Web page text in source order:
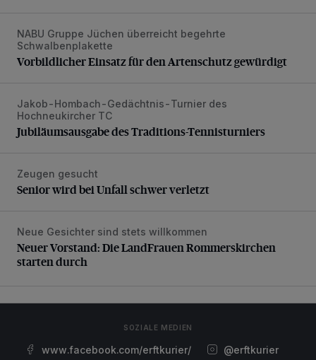
Vorbildlicher Einsatz für den Artenschutz gewürdigt
NABU Gruppe Jüchen überreicht begehrte
Schwalbenplakette
Vorbildlicher Einsatz für den Artenschutz gewürdigt
Jubiläumsausgabe des Traditions-Tennisturniers
Jakob-Hombach-Gedächtnis-Turnier des
Hochneukircher TC
Jubiläumsausgabe des Traditions-Tennisturniers
Senior wird bei Unfall schwer verletzt
Zeugen gesucht
Senior wird bei Unfall schwer verletzt
Neuer Vorstand: Die LandFrauen Rommerskirchen starten
Neue Gesichter sind stets willkommen
Neuer Vorstand: Die LandFrauen Rommerskirchen
starten durch
SOZIALE MEDIEN
www.facebook.com/erftkurier/ @erftkurier